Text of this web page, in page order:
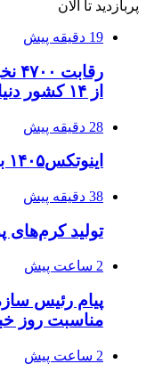
پربازدید تا الان
19 دقیقه پیش
از ۱۴ کشور دنیا
28 دقیقه پیش
اینوتکس۱۴۰۵ با هویت جدید برگزار می‌شود
38 دقیقه پیش
تولید کرم‌های
2 ساعت پیش
پیام رئیس
مناسبت روز
2 ساعت پیش